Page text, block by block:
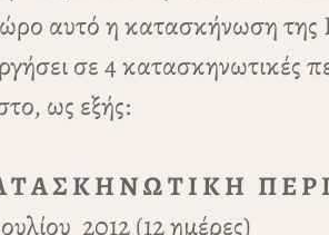
αυτό η κατασκήνωση της
σε 4 κατασκηνωτικές
ως εξής:
Τ Α Σ Κ Η Ν Ω Τ Ι Κ Η Π Ε Ρ
2012 (12 ημέρες)